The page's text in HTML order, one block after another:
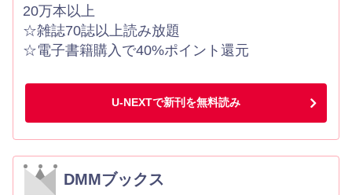
20万本以上
☆雑誌70誌以上読み放題
☆電子書籍購入で40%ポイント還元
U-NEXTで新刊を無料読み
DMMブックス